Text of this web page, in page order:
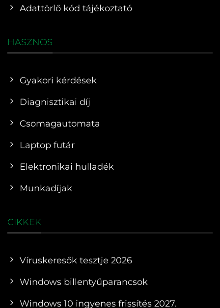
Adattörlő kód tájékoztató
HASZNOS
Gyakori kérdések
Diagnisztikai díj
Csomagautomata
Laptop futár
Elektronikai hulladék
Munkadíjak
CIKKEK
Víruskeresők tesztje 2026
Windows billentyűparancsok
Windows 10 ingyenes frissítés 2027.